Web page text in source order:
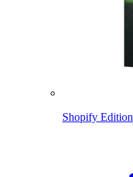
Shopify